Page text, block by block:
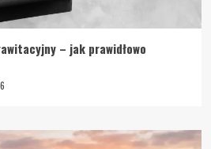
– jak prawidłowo